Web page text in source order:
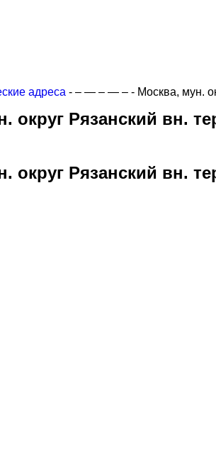
адреса - – — – — – - Москва, мун.
округ Рязанский вн.
округ Рязанский вн.